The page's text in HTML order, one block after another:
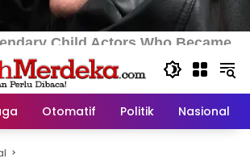
Otomatif Politik Nasional